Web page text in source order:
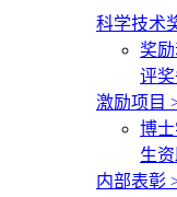
科学技术
奖
评奖
激励项目
博
生
内部表彰